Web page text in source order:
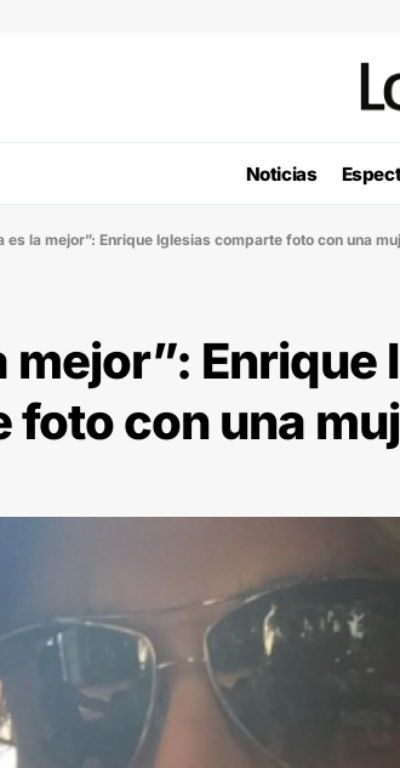
Noticias
es la mejor”: Enrique Iglesias comparte foto con una
mejor”: Enrique
foto con una